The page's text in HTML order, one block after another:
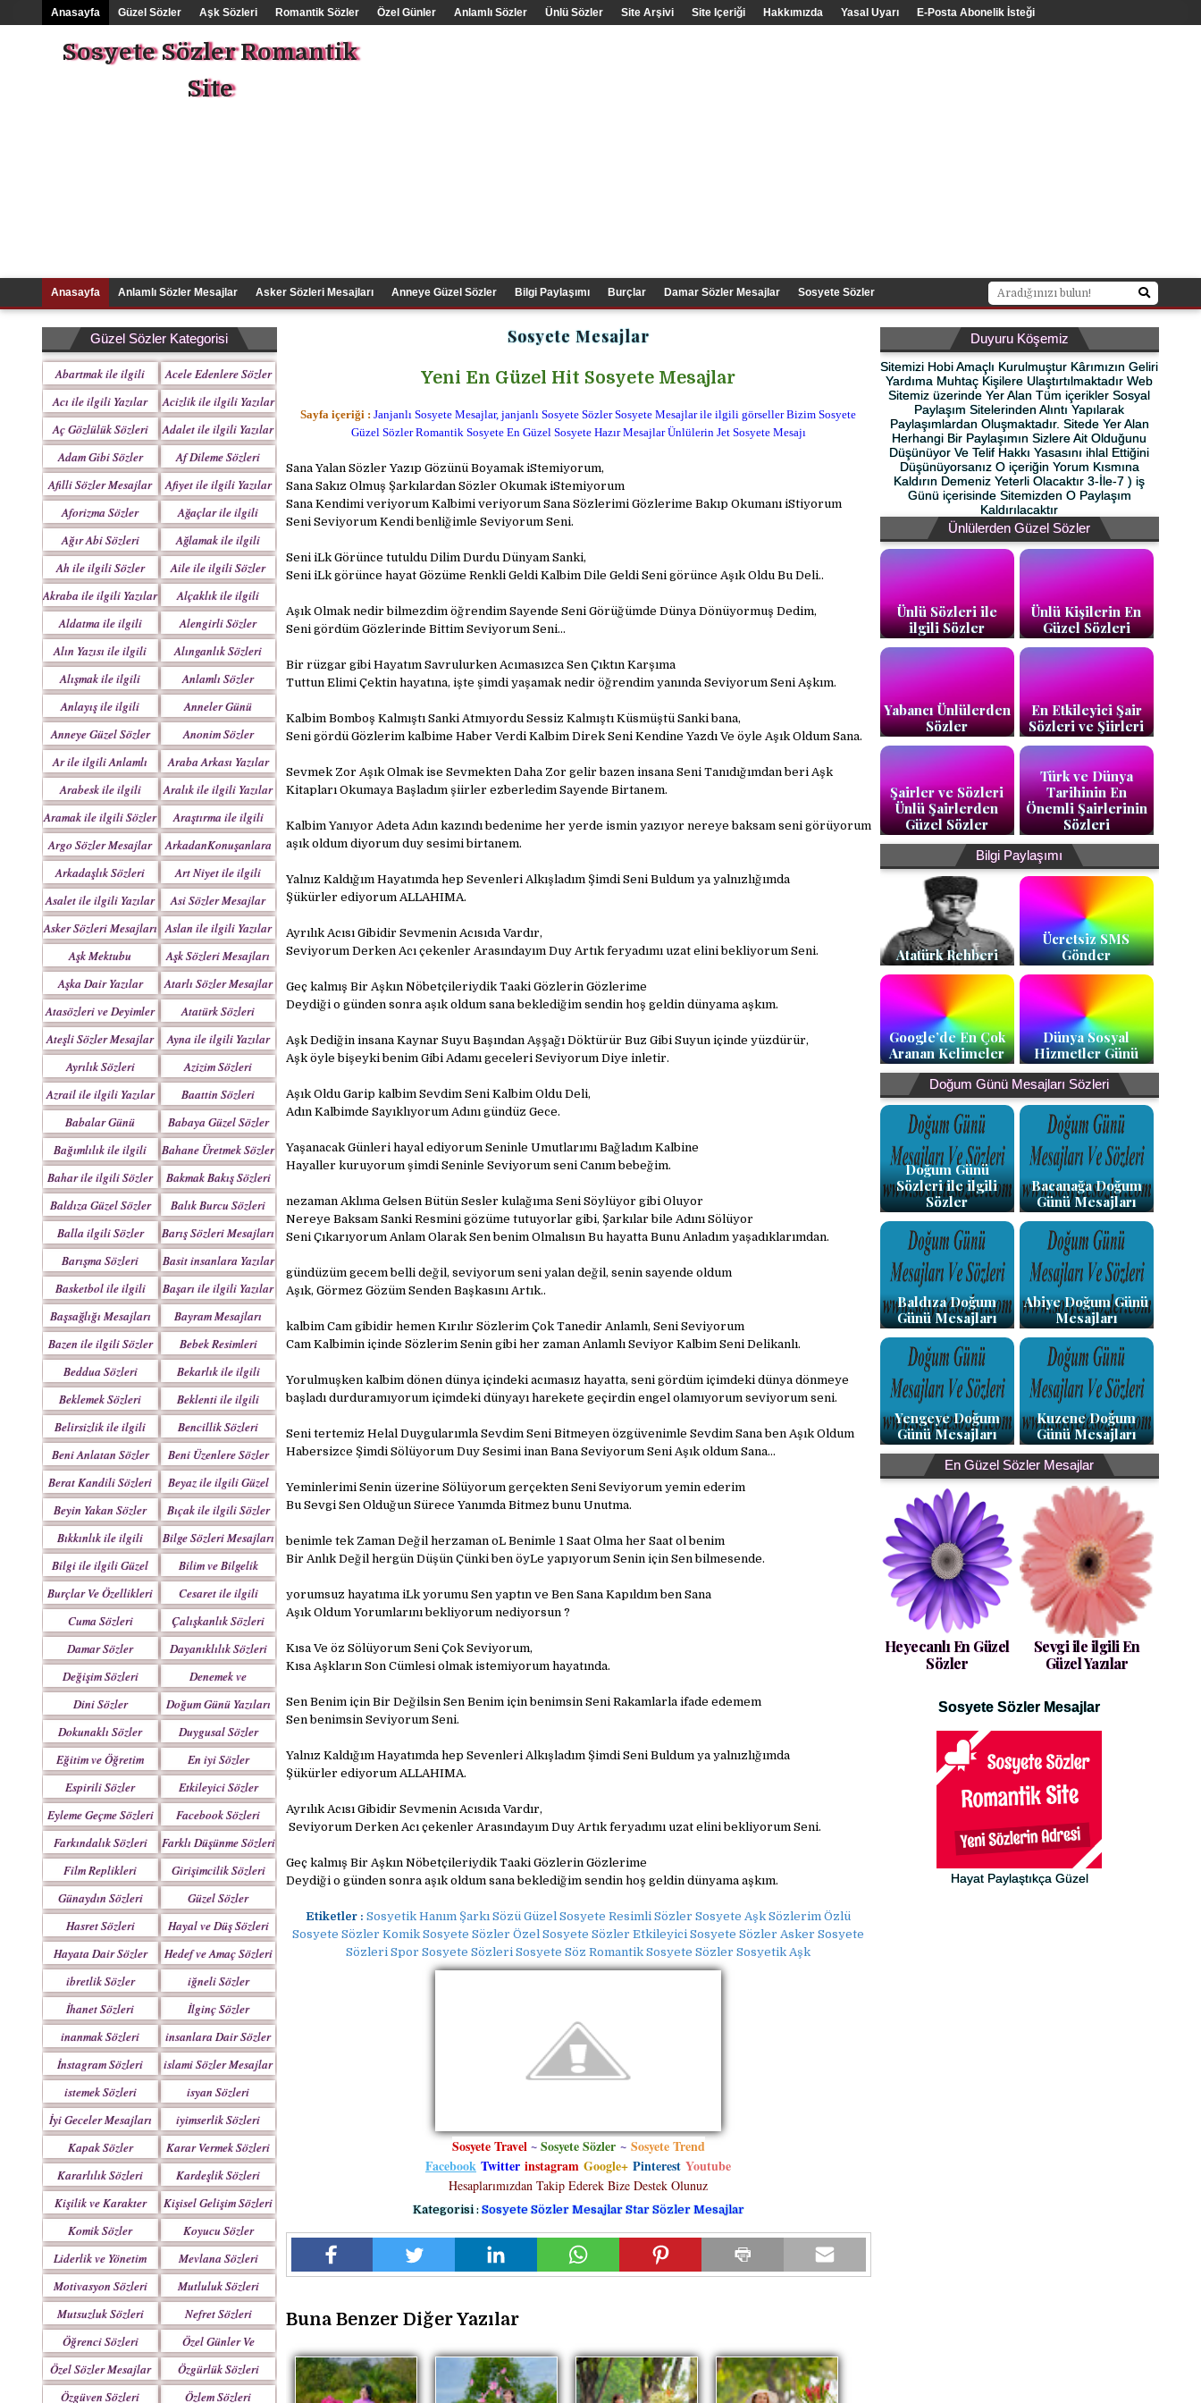
Anasayfa Güzel Sözler Aşk Sözleri Romantik Sözler Özel Günler Anlamlı Sözler Ünlü Sözler Site Arşivi Site Içeriği Hakkımızda Yasal Uyarı E-Posta Abonelik İsteği
Sosyete Sözler Romantik
Site
Anasayfa Anlamlı Sözler Mesajlar Asker Sözleri Mesajları Anneye Güzel Sözler Bilgi Paylaşımı Burçlar Damar Sözler Mesajlar Sosyete Sözler
Güzel Sözler Kategorisi
Abartmak ile ilgili
Yazılar
Acele Edenlere Sözler
Acı ile ilgili Yazılar
Acizlik ile ilgili Yazılar
Aç Gözlülük Sözleri
Adalet ile ilgili Yazılar
Adam Gibi Sözler
Mesajlar
Af Dileme Sözleri
Mesajları
Afilli Sözler Mesajlar
Afiyet ile ilgili Yazılar
Aforizma Sözler
Mesajlar
Ağaçlar ile ilgili
Yazılar
Ağır Abi Sözleri
Mesajları
Ağlamak ile ilgili
Yazılar
Ah ile ilgili Sözler
Aile ile ilgili Sözler
Akraba ile ilgili Yazılar
Alçaklık ile ilgili
Yazılar
Aldatma ile ilgili
Yazıları
Alengirli Sözler
Mesajlar
Alın Yazısı ile ilgili
Sözler
Alınganlık Sözleri
Alışmak ile ilgili
Yazılar
Anlamlı Sözler
Mesajlar
Anlayış ile ilgili
Yazılar
Anneler Günü
Mesajları
Anneye Güzel Sözler
Anonim Sözler
Ar ile ilgili Anlamlı
Sözler
Araba Arkası Yazılar
Arabesk ile ilgili
Yazılar
Aralık ile ilgili Yazılar
Aramak ile ilgili Sözler
Araştırma ile ilgili
Sözler
Argo Sözler Mesajlar
ArkadanKonuşanlara
Sözler
Arkadaşlık Sözleri
Mesajları
Art Niyet ile ilgili
Yazılar
Asalet ile ilgili Yazılar
Asi Sözler Mesajlar
Asker Sözleri Mesajları Aslan ile ilgili Yazılar
Aşk Mektubu
Mektupları
Aşk Sözleri Mesajları
Aşka Dair Yazılar
Atarlı Sözler Mesajlar
Atasözleri ve Deyimler
Atatürk Sözleri
Mesajları
Ateşli Sözler Mesajlar
Ayna ile ilgili Yazılar
Ayrılık Sözleri
Mesajları
Azizim Sözleri
Mesajları
Azrail ile ilgili Yazılar
Baattin Sözleri
Mesajları
Babalar Günü
Babaya Güzel Sözler
Bağımlılık ile ilgili
Yazılar
Bahane Üretmek Sözler
Bahar ile ilgili Sözler
Yazılar
Bakmak Bakış Sözleri
Baldıza Güzel Sözler
Balık Burcu Sözleri
Balla ilgili Sözler
Barış Sözleri Mesajları
Barışma Sözleri
Mesajları
Basit insanlara Yazılar
Basketbol ile ilgili
Sözler
Başarı ile ilgili Yazılar
Başsağlığı Mesajları
Bayram Mesajları
Sözleri
Bazen ile ilgili Sözler
Mesajlar
Bebek Resimleri
Beddua Sözleri
Mesajları
Bekarlık ile ilgili
Sözler
Beklemek Sözleri
Beklenti ile ilgili
Sözler
Belirsizlik ile ilgili
Sözler
Bencillik Sözleri
Mesajları
Beni Anlatan Sözler
Beni Üzenlere Sözler
Berat Kandili Sözleri
Mesajları
Beyaz ile ilgili Güzel
Sözler
Beyin Yakan Sözler
Bıçak ile ilgili Sözler
Bıkkınlık ile ilgili
Sözler
Bilge Sözleri Mesajları
Bilgi ile ilgili Güzel
Sözler
Bilim ve Bilgelik
Sözleri
Burçlar Ve Özellikleri
Cesaret ile ilgili
Yazılar
Cuma Sözleri
Çalışkanlık Sözleri
Damar Sözler
Dayanıklılık Sözleri
Değişim Sözleri
Denemek ve
Çabalamak Sözleri
Dini Sözler
Doğum Günü Yazıları
Dokunaklı Sözler
Duygusal Sözler
Eğitim ve Öğretim
Sözleri
En iyi Sözler
Espirili Sözler
Etkileyici Sözler
Eyleme Geçme Sözleri
Facebook Sözleri
Farkındalık Sözleri
Farklı Düşünme Sözleri
Film Replikleri
Girişimcilik Sözleri
Günaydın Sözleri
Güzel Sözler
Hasret Sözleri
Hayal ve Düş Sözleri
Hayata Dair Sözler
Hedef ve Amaç Sözleri
ibretlik Sözler
iğneli Sözler
İhanet Sözleri
İlginç Sözler
inanmak Sözleri
insanlara Dair Sözler
İnstagram Sözleri
islami Sözler Mesajlar
istemek Sözleri
isyan Sözleri
İyi Geceler Mesajları
iyimserlik Sözleri
Kapak Sözler
Karar Vermek Sözleri
Kararlılık Sözleri
Kardeşlik Sözleri
Kişilik ve Karakter
Sözleri
Kişisel Gelişim Sözleri
Komik Sözler
Koyucu Sözler
Liderlik ve Yönetim
Sözleri
Mevlana Sözleri
Motivasyon Sözleri
Mutluluk Sözleri
Mutsuzluk Sözleri
Nefret Sözleri
Öğrenci Sözleri
Özel Günler Ve
Haftalar
Özel Sözler Mesajlar
Özgürlük Sözleri
Özgüven Sözleri
Özlem Sözleri
Sosyete Mesajlar
Yeni En Güzel Hit Sosyete Mesajlar
Sayfa içeriği : Janjanlı Sosyete Mesajlar, janjanlı Sosyete Sözler Sosyete Mesajlar ile ilgili görseller Bizim Sosyete
Güzel Sözler Romantik Sosyete En Güzel Sosyete Hazır Mesajlar Ünlülerin Jet Sosyete Mesajı
Sana Yalan Sözler Yazıp Gözünü Boyamak iStemiyorum,
Sana Sakız Olmuş Şarkılardan Sözler Okumak iStemiyorum
Sana Kendimi veriyorum Kalbimi veriyorum Sana Sözlerimi Gözlerime Bakıp Okumanı iStiyorum
Seni Seviyorum Kendi benliğimle Seviyorum Seni.
Seni iLk Görünce tutuldu Dilim Durdu Dünyam Sanki,
Seni iLk görünce hayat Gözüme Renkli Geldi Kalbim Dile Geldi Seni görünce Aşık Oldu Bu Deli..
Aşık Olmak nedir bilmezdim öğrendim Sayende Seni Görüğümde Dünya Dönüyormuş Dedim,
Seni gördüm Gözlerinde Bittim Seviyorum Seni…
Bir rüzgar gibi Hayatım Savrulurken Acımasızca Sen Çıktın Karşıma
Tuttun Elimi Çektin hayatına, işte şimdi yaşamak nedir öğrendim yanında Seviyorum Seni Aşkım.
Kalbim Bomboş Kalmıştı Sanki Atmıyordu Sessiz Kalmıştı Küsmüştü Sanki bana,
Seni gördü Gözlerim kalbime Haber Verdi Kalbim Direk Seni Kendine Yazdı Ve öyle Aşık Oldum Sana.
Sevmek Zor Aşık Olmak ise Sevmekten Daha Zor gelir bazen insana Seni Tanıdığımdan beri Aşk
Kitapları Okumaya Başladım şiirler ezberledim Sayende Birtanem.
Kalbim Yanıyor Adeta Adın kazındı bedenime her yerde ismin yazıyor nereye baksam seni görüyorum
aşık oldum diyorum duy sesimi birtanem.
Yalnız Kaldığım Hayatımda hep Sevenleri Alkışladım Şimdi Seni Buldum ya yalnızlığımda
Şükürler ediyorum ALLAHIMA.
Ayrılık Acısı Gibidir Sevmenin Acısıda Vardır,
Seviyorum Derken Acı çekenler Arasındayım Duy Artık feryadımı uzat elini bekliyorum Seni.
Geç kalmış Bir Aşkın Nöbetçileriydik Taaki Gözlerin Gözlerime
Deydiği o günden sonra aşık oldum sana beklediğim sendin hoş geldin dünyama aşkım.
Aşk Dediğin insana Kaynar Suyu Başından Aşşağı Döktürür Buz Gibi Suyun içinde yüzdürür,
Aşk öyle bişeyki benim Gibi Adamı geceleri Seviyorum Diye inletir.
Aşık Oldu Garip kalbim Sevdim Seni Kalbim Oldu Deli,
Adın Kalbimde Sayıklıyorum Adını gündüz Gece.
Yaşanacak Günleri hayal ediyorum Seninle Umutlarımı Bağladım Kalbine
Hayaller kuruyorum şimdi Seninle Seviyorum seni Canım bebeğim.
nezaman Aklıma Gelsen Bütün Sesler kulağıma Seni Söylüyor gibi Oluyor
Nereye Baksam Sanki Resmini gözüme tutuyorlar gibi, Şarkılar bile Adını Sölüyor
Seni Çıkarıyorum Anlam Olarak Sen benim Olmalısın Bu hayatta Bunu Anladım yaşadıklarımdan.
gündüzüm gecem belli değil, seviyorum seni yalan değil, senin sayende oldum
Aşık, Görmez Gözüm Senden Başkasını Artık..
kalbim Cam gibidir hemen Kırılır Sözlerim Çok Tanedir Anlamlı, Seni Seviyorum
Cam Kalbimin içinde Sözlerim Senin gibi her zaman Anlamlı Seviyor Kalbim Seni Delikanlı.
Yorulmuşken kalbim dönen dünya içindeki acımasız hayatta, seni gördüm içimdeki dünya dönmeye
başladı durduramıyorum içimdeki dünyayı harekete geçirdin engel olamıyorum seviyorum seni.
Seni tertemiz Helal Duygularımla Sevdim Seni Bitmeyen özgüvenimle Sevdim Sana ben Aşık Oldum
Habersizce Şimdi Sölüyorum Duy Sesimi inan Bana Seviyorum Seni Aşık oldum Sana…
Yeminlerimi Senin üzerine Sölüyorum gerçekten Seni Seviyorum yemin ederim
Bu Sevgi Sen Olduğun Sürece Yanımda Bitmez bunu Unutma.
benimle tek Zaman Değil herzaman oL Benimle 1 Saat Olma her Saat ol benim
Bir Anlık Değil hergün Düşün Çünki ben öyLe yapıyorum Senin için Sen bilmesende.
yorumsuz hayatıma iLk yorumu Sen yaptın ve Ben Sana Kapıldım ben Sana
Aşık Oldum Yorumlarını bekliyorum nediyorsun ?
Kısa Ve öz Sölüyorum Seni Çok Seviyorum,
Kısa Aşkların Son Cümlesi olmak istemiyorum hayatında.
Sen Benim için Bir Değilsin Sen Benim için benimsin Seni Rakamlarla ifade edemem
Sen benimsin Seviyorum Seni.
Yalnız Kaldığım Hayatımda hep Sevenleri Alkışladım Şimdi Seni Buldum ya yalnızlığımda
Şükürler ediyorum ALLAHIMA.
Ayrılık Acısı Gibidir Sevmenin Acısıda Vardır,
Seviyorum Derken Acı çekenler Arasındayım Duy Artık feryadımı uzat elini bekliyorum Seni.
Geç kalmış Bir Aşkın Nöbetçileriydik Taaki Gözlerin Gözlerime
Deydiği o günden sonra aşık oldum sana beklediğim sendin hoş geldin dünyama aşkım.
Etiketler : Sosyetik Hanım Şarkı Sözü Güzel Sosyete Resimli Sözler Sosyete Aşk Sözlerim Özlü
Sosyete Sözler Komik Sosyete Sözler Özel Sosyete Sözler Etkileyici Sosyete Sözler Asker Sosyete
Sözleri Spor Sosyete Sözleri Sosyete Söz Romantik Sosyete Sözler Sosyetik Aşk
Sosyete Travel~Sosyete Sözler ~ Sosyete Trend
Facebook Twitter instagram Google+ Pinterest Youtube
Hesaplarımızdan Takip Ederek Bize Destek Olunuz
Kategorisi : Sosyete Sözler Mesajlar Star Sözler Mesajlar
Buna Benzer Diğer Yazılar
Duyuru Köşemiz
Sitemizi Hobi Amaçlı Kurulmuştur Kârımızın Geliri
Yardıma Muhtaç Kişilere Ulaştırtılmaktadır Web
Sitemiz üzerinde Yer Alan Tüm içerikler Sosyal
Paylaşım Sitelerinden Alıntı Yapılarak
Paylaşımlardan Oluşmaktadır. Sitede Yer Alan
Herhangi Bir Paylaşımın Sizlere Ait Olduğunu
Düşünüyor Ve Telif Hakkı Yasasını ihlal Ettiğini
Düşünüyorsanız O içeriğin Yorum Kısmına
Kaldırın Demeniz Yeterli Olacaktır 3-İle-7 ) iş
Günü içerisinde Sitemizden O Paylaşım
Kaldırılacaktır
Ünlülerden Güzel Sözler
Ünlü Sözleri ile
ilgili Sözler
Ünlü Kişilerin En
Güzel Sözleri
Yabancı Ünlülerden
Sözler
En Etkileyici Şair
Sözleri ve Şiirleri
Şairler ve Sözleri
Ünlü Şairlerden
Güzel Sözler
Türk ve Dünya
Tarihinin En
Önemli Şairlerinin
Sözleri
Bilgi Paylaşımı
Atatürk Rehberi
Ücretsiz SMS
Gönder
Google’de En Çok
Aranan Kelimeler
Dünya Sosyal
Hizmetler Günü
Doğum Günü Mesajları Sözleri
Doğum Günü
Sözleri ile ilgili
Sözler
Bacanağa Doğum
Günü Mesajları
Baldıza Doğum
Günü Mesajları
Abiye Doğum Günü
Mesajları
Yengeye Doğum
Günü Mesajları
Kuzene Doğum
Günü Mesajları
En Güzel Sözler Mesajlar
Heyecanlı En Güzel
Sözler
Sevgi ile ilgili En
Güzel Yazılar
Sosyete Sözler Mesajlar
Hayat Paylaştıkça Güzel